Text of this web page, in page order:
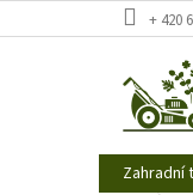
na
+ 420
Zahradní